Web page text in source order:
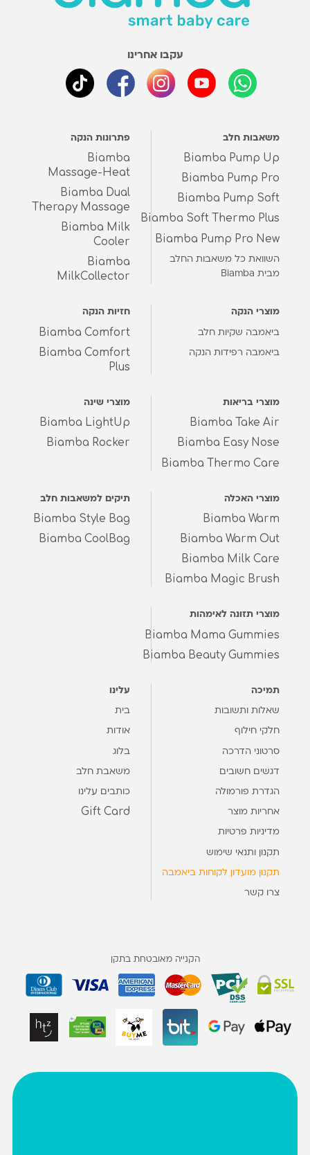
עקבו אחרינו
משאבות חלב
Biamba Pump Up
Biamba Pump Pro
Biamba Pump Soft
Biamba Soft Thermo Plus
Biamba Pump Pro New
השוואת כל משאבות החלב
מבית Biamba
פתרונות הנקה
Biamba
Massage-Heat
Biamba Dual
Therapy Massage
Biamba Milk
Cooler
Biamba
MilkCollector
מוצרי הנקה
ביאמבה שקיות חלב
ביאמבה רפידות הנקה
חזיות הנקה
Biamba Comfort
Biamba Comfort
Plus
מוצרי בריאות
Biamba Take Air
Biamba Easy Nose
Biamba Thermo Care
מוצרי שינה
Biamba LightUp
Biamba Rocker
מוצרי האכלה
Biamba Warm
Biamba Warm Out
Biamba Milk Care
Biamba Magic Brush
תיקים למשאבות חלב
Biamba Style Bag
Biamba CoolBag
מוצרי תזונה לאימהות
Biamba Mama Gummies
Biamba Beauty Gummies
תמיכה
שאלות ותשובות
חלקי חילוף
סרטוני הדרכה
דגשים חשובים
הגדרת פורמולה
אחריות מוצר
מדיניות פרטיות
תקנון ותנאי שימוש
תקנון מועדון לקוחות ביאמבה
צרו קשר
עלינו
בית
אודות
בלוג
משאבת חלב
כותבים עלינו
Gift Card
הקנייה מאובטחת בתקן